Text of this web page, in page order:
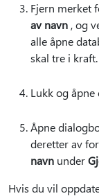
Fjern merket
av navn , og
alle åpne
skal tre i kraft.
Lukk og
Åpne
deretter av for
navn under
Hvis du vil